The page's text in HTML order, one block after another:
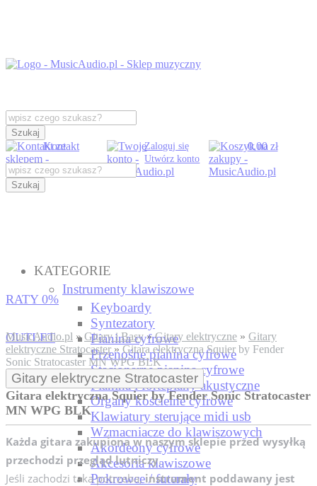
Szukaj
Kontakt
Zaloguj się
Utwórz konto
0,00 zł
Szukaj
KATEGORIE
Instrumenty klawiszowe
Keyboardy
Syntezatory
Pianina cyfrowe
Przenośne pianina cyfrowe
Stacjonarne pianina cyfrowe
Pianina i fortepiany akustyczne
Organy kościelne cyfrowe
Klawiatury sterujące midi usb
Wzmacniacze do klawiszowych
Akordeony cyfrowe
Akcesoria klawiszowe
Pokrowce / futerały
RATY 0%
OUTLET
TAX FREE
MusicAudio.pl »Gitary i Basy»Gitary elektryczne » Gitary
elektryczne Stratocaster » Gitara elektryczna Squier by Fender
Sonic Stratocaster MN WPG BLK
Gitary elektryczne Stratocaster
Gitara elektryczna Squier by Fender Sonic Stratocaster
MN WPG BLK
Każda gitara zakupiona w naszym sklepie przed wysyłką
przechodzi przegląd lutniczy.
Jeśli zachodzi taka potrzeba,instrument poddawany jest